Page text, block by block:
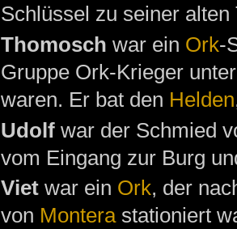
Schlüssel zu seiner
Thomosch war ein Ork-
Gruppe Ork-Krieger
waren. Er bat den Helden
Udolf war der Schmied
vom Eingang zur Burg
Viet war ein Ork, der
von Monterastationiert